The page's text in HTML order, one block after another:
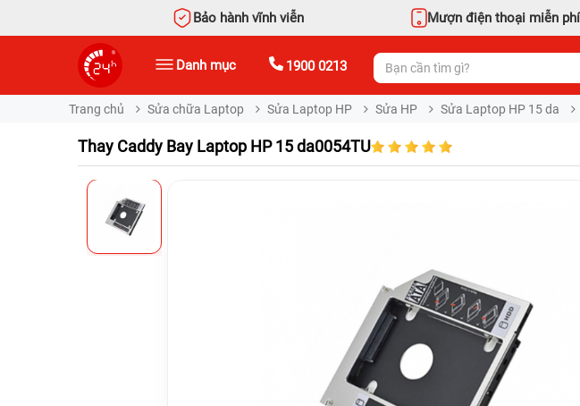
Bảo hành vĩnh viễn Mượn điện thoại miễn phí
Danh mục 1900 0213
Trang chủ Sửa chữa Laptop Sửa Laptop HP Sửa HP Sửa Laptop HP 15 da
Thay Caddy Bay Laptop HP 15 da0054TU